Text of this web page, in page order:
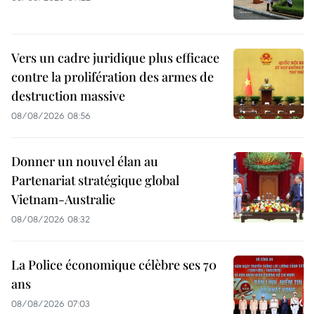
Vers un cadre juridique plus efficace
contre la prolifération des armes de
destruction massive
08/08/2026 08:56
Donner un nouvel élan au
Partenariat stratégique global
Vietnam-Australie
08/08/2026 08:32
La Police économique célèbre ses 70
ans
08/08/2026 07:03